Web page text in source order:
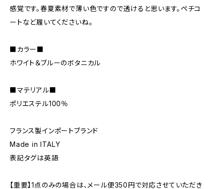
感覚です。春夏素材で薄い色ですので透けると思います。ペチコ
ートなど履いてくださいね。
■カラー■
ホワイト＆ブルーのボタニカル
■マテリアル■
ポリエステル100％
フランス製インポートブランド
Made in ITALY
表記タグは英語
【重要】1点のみの場合は、メール便350円で対応させていただき